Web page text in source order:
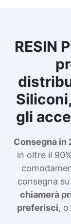
RESIN
gli
Consegna in
in oltre il
consegna
chiamerà
preferisci,